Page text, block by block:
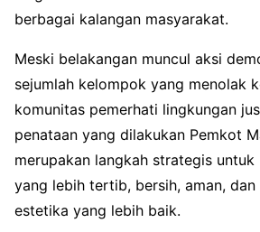
berbagai kalangan masyarakat.
Meski belakangan muncul aksi
sejumlah kelompok yang menolak
komunitas pemerhati lingkungan
penataan yang dilakukan Pemkot
merupakan langkah strategis
yang lebih tertib, bersih, aman,
estetika yang lebih baik.